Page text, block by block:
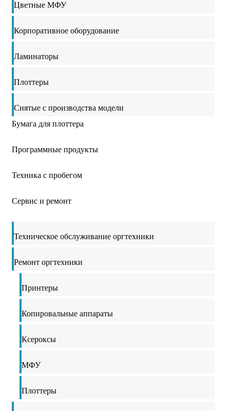
Цветные МФУ
Корпоративное оборудование
Ламинаторы
Плоттеры
Снятые с производства модели
Бумага для плоттера
Программные продукты
Техника с пробегом
Сервис и ремонт
Техническое обслуживание оргтехники
Ремонт оргтехники
Принтеры
Копировальные аппараты
Ксероксы
МФУ
Плоттеры